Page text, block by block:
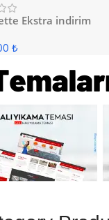
Ekstra indirim
₺